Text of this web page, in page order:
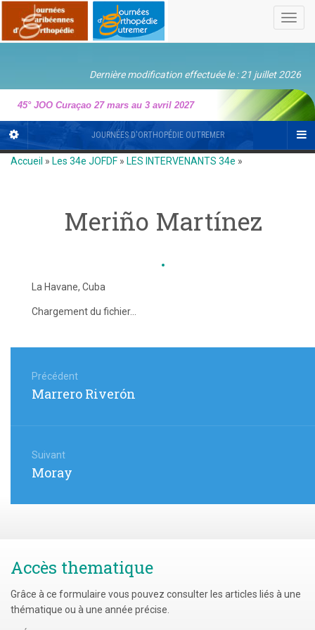
Dernière modification effectuée le : 21 juillet 2026
45° JOO Curaçao 27 mars au 3 avril 2027
JOURNÉES D'ORTHOPÉDIE OUTREMER
Accueil » Les 34e JOFDF » LES INTERVENANTS 34e »
Meriño Martínez
La Havane, Cuba
Chargement du fichier...
dePrécédent
Article
Marrero Riverón
Suivant
Article
Moray
Accès thematique
Grâce à ce formulaire vous pouvez consulter les articles liés à une
thématique ou à une année précise.